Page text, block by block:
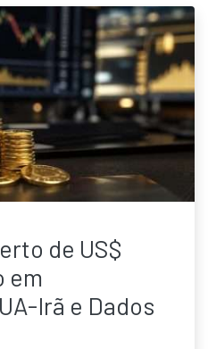
de US$
em
Irã e Dados